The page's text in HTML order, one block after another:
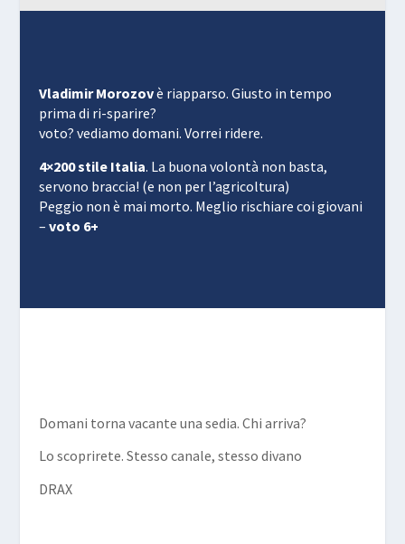
Vladimir Morozovè riapparso. Giusto in tempo
prima di ri-sparire?
voto? vediamo domani. Vorrei ridere.
4×200 stile Italia. La buona volontà non basta,
servono braccia! (e non per l’agricoltura)
Peggio non è mai morto. Meglio rischiare coi giovani
– voto 6+
Domani torna vacante una sedia. Chi arriva?
Lo scoprirete. Stesso canale, stesso divano
DRAX